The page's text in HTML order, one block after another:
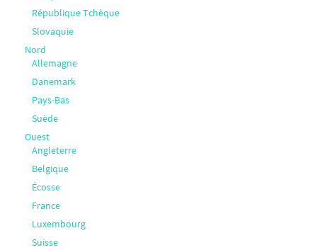
République Tchèque
Slovaquie
Nord
Allemagne
Danemark
Pays-Bas
Suède
Ouest
Angleterre
Belgique
Écosse
France
Luxembourg
Suisse